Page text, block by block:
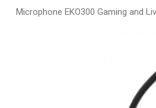
Microphone EKO300 Gaming and